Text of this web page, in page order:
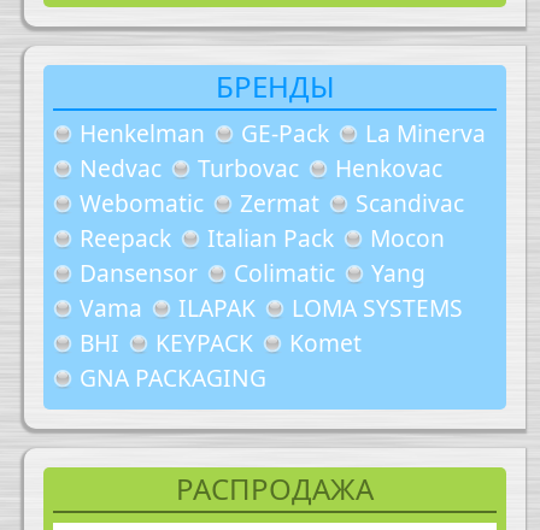
БРЕНДЫ
Henkelman GE-Pack
La Minerva
Nedvac
Turbovac
Henkovac
Webomatic
Zermat
Scandivac
Reepack
Italian Pack
Mocon
Dansensor
Colimatic
Yang
Vama
ILAPAK
LOMA SYSTEMS
BHI
KEYPACK
Komet
GNA PACKAGING
РАСПРОДАЖА